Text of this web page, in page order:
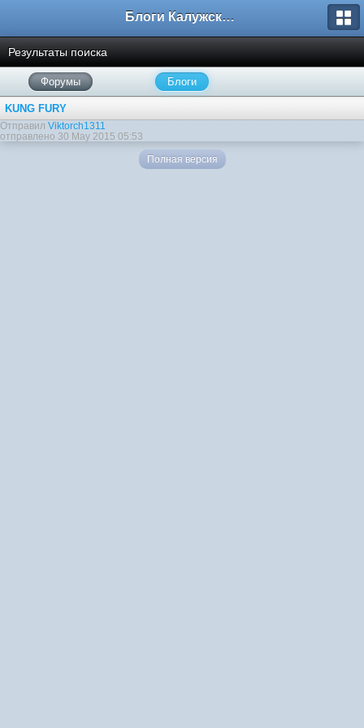
Блоги Калужского перекрестка
Результаты поиска
Форумы Блоги
KUNG FURY
Отправил Viktorch1311
отправлено 30 May 2015 05:53
Полная версия